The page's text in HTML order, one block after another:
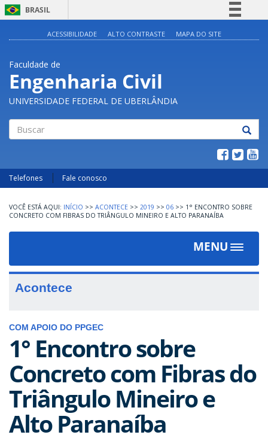
BRASIL
Legislação
Canais
ACESSIBILIDADE ALTO CONTRASTE MAPA DO SITE
Faculdade de
Engenharia Civil
UNIVERSIDADE FEDERAL DE UBERLÂNDIA
Telefones Fale conosco
INÍCIO >> ACONTECE >> 2019 >> 06 >> 1° ENCONTRO SOBRE
CONCRETO COM FIBRAS DO TRIÂNGULO MINEIRO E ALTO PARANAÍBA
MENU
Toggle
Acontece
COM APOIO DO PPGEC
1° Encontro sobre
Concreto com Fibras do
Triângulo Mineiro e
Alto Paranaíba